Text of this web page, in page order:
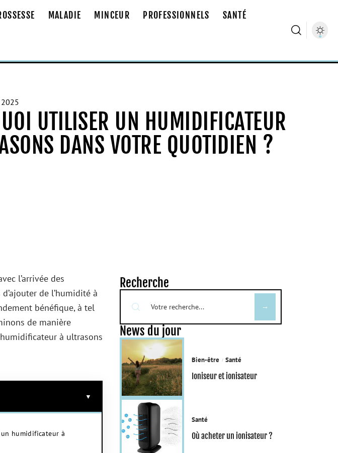
MALADIE MINCEUR PROFESSIONNELS SANTÉ
UTILISER UN HUMIDIFICATEUR
DANS VOTRE QUOTIDIEN ?
l’arrivée des
de l’humidité à
bénéfique, à tel
de manière
à ultrasons
un humidificateur à
Recherche
News du jour
Bien-être Santé
Ioniseur et ionisateur
Santé
Où acheter un ionisateur ?